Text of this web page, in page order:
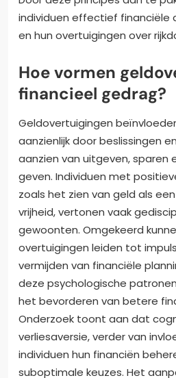
individuen effectief financiële
en hun overtuigingen over
Hoe vormen
financieel gedrag?
Geldovertuigingen
aanzienlijk door beslissingen
aanzien van uitgeven, sparen
geven. Individuen met
zoals het zien van geld als
vrijheid, vertonen vaak
gewoonten. Omgekeerd
overtuigingen leiden tot
vermijden van financiële
deze psychologische
het bevorderen van betere
Onderzoek toont aan dat
verliesaversie, verder van
individuen hun financiën
suboptimale keuzes. Het